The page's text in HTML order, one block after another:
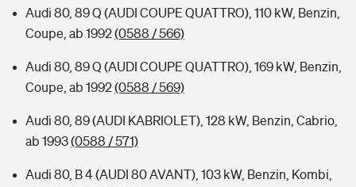
Audi 80, 89 Q (AUDI COUPE QUATTRO), 110 kW, Benzin,
Coupe, ab 1992(0588 / 566)
Audi 80, 89 Q (AUDI COUPE QUATTRO), 169 kW, Benzin,
Coupe, ab 1992(0588 / 569)
Audi 80, 89 (AUDI KABRIOLET), 128 kW, Benzin, Cabrio,
ab 1993(0588 / 571)
Audi 80, B 4 (AUDI 80 AVANT), 103 kW, Benzin, Kombi,